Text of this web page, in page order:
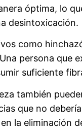
óptima, lo
desintoxicación.
como
persona que
suficiente
también
que no
la eliminación